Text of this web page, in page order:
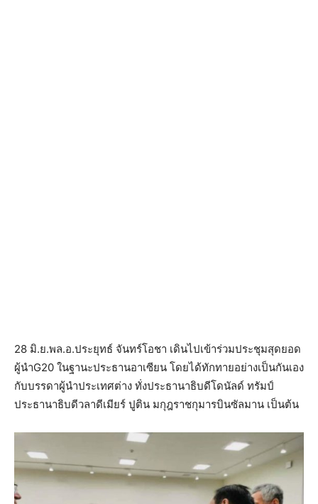
28 มิ.ย.พล.อ.ประยุทธ์ จันทร์โอชา เดินไปเข้าร่วมประชุมสุดยอด
ผู้นำG20 ในฐานะประธานอาเซียน โดยได้ทักทายอย่างเป็นกันเอง
กับบรรดาผู้นำประเทศต่าง ทั่งประธานาธิบดีโดนัลด์ ทรัมป์
ประธานาธิบดีวลาดีเมียร์ ปูติน มกุฎราชกุมารบินซัลมาน เป็นต้น